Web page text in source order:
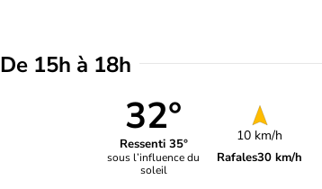
De 15h à 18h
32°
Ressenti 35°
sous l’influence du
soleil
10 km/h
Rafales30 km/h